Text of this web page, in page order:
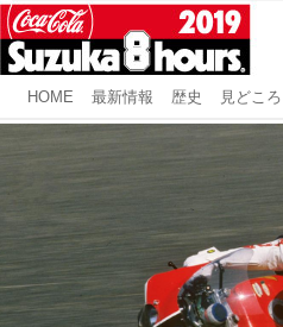
HOME 最新情報 歴史 見どころ